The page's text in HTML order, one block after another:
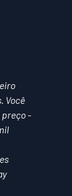
Você
preço -